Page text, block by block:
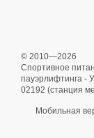
© 2010—2026
Спортивное
пауэрлифтинга -
02192 (станция
Мобильная